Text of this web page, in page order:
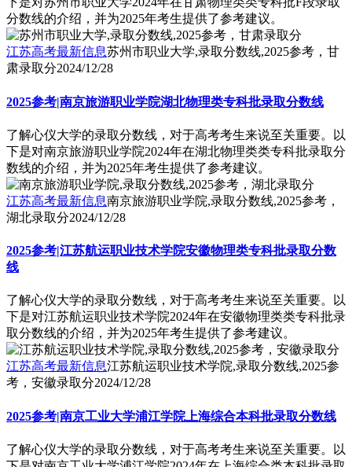
分数线的介绍，并为2025年考生提供了参考建议。
江苏高考最新信息苏州市职业大学,录取分数线,2025参考，甘
肃录取分2024/12/28
2025参考|南京旅游职业学院湖北物理类专科批录取分数线
了解心仪大学的录取分数线，对于高考考生来说至关重要。以
下是对南京旅游职业学院2024年在湖北物理类类专科批录取分
数线的介绍，并为2025年考生提供了参考建议。
江苏高考最新信息南京旅游职业学院,录取分数线,2025参考，
湖北录取分2024/12/28
2025参考|江苏航运职业技术学院安徽物理类专科批录取分数
线
了解心仪大学的录取分数线，对于高考考生来说至关重要。以
下是对江苏航运职业技术学院2024年在安徽物理类类专科批录
取分数线的介绍，并为2025年考生提供了参考建议。
江苏高考最新信息江苏航运职业技术学院,录取分数线,2025参
考，安徽录取分2024/12/28
2025参考|南京工业大学浦江学院上海综合本科批录取分数线
了解心仪大学的录取分数线，对于高考考生来说至关重要。以